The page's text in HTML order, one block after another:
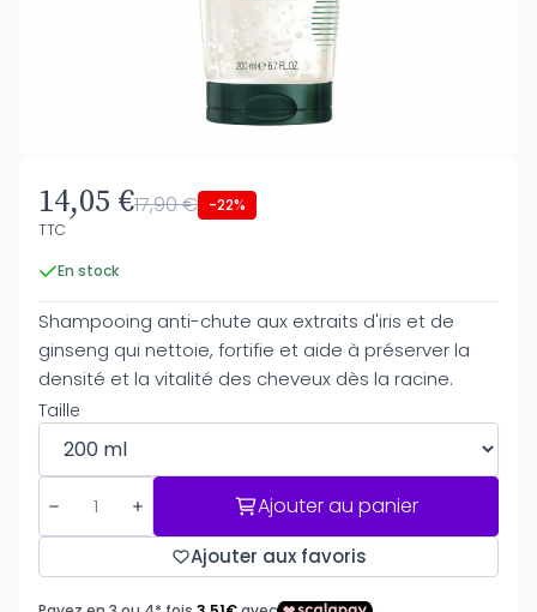
14,05 €17,90 € -22%
TTC
En stock
Shampooing anti-chute aux extraits d'iris et de
ginseng qui nettoie, fortifie et aide à préserver la
densité et la vitalité des cheveux dès la racine.
Taille
Ajouter au panier
Ajouter aux favoris